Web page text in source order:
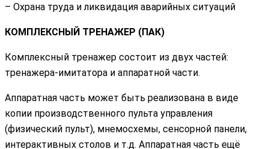
– Охрана труда и ликвидация аварийных ситуаций
КОМПЛЕКСНЫЙ ТРЕНАЖЕР (ПАК)
Комплексный тренажер состоит из двух частей:
тренажера-имитатора и аппаратной части.
Аппаратная часть может быть реализована в виде
копии производственного пульта управления
(физический пульт), мнемосхемы, сенсорной панели,
интерактивных столов и т.д. Аппаратная часть ещё